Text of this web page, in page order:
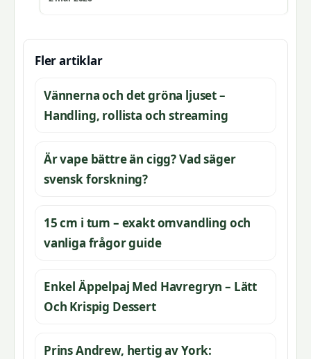
Fler artiklar
Vännerna och det gröna ljuset –
Handling, rollista och streaming
Är vape bättre än cigg? Vad säger
svensk forskning?
15 cm i tum – exakt omvandling och
vanliga frågor guide
Enkel Äppelpaj Med Havregryn – Lätt
Och Krispig Dessert
Prins Andrew, hertig av York: